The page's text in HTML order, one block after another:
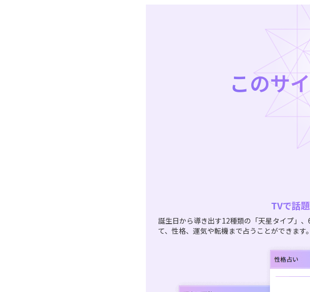
このサ
TVで話
誕生日から導き出す12種類の「天星タイプ」
て、性格、運気や転機まで占うことができます。